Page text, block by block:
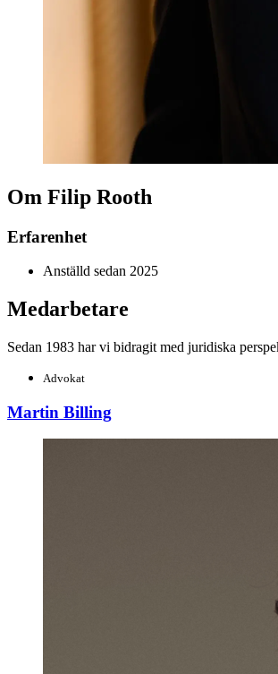
Om Filip Rooth
Erfarenhet
Anställd sedan 2025
Medarbetare
Sedan 1983 har vi bidragit med juridiska
Advokat
Martin Billing